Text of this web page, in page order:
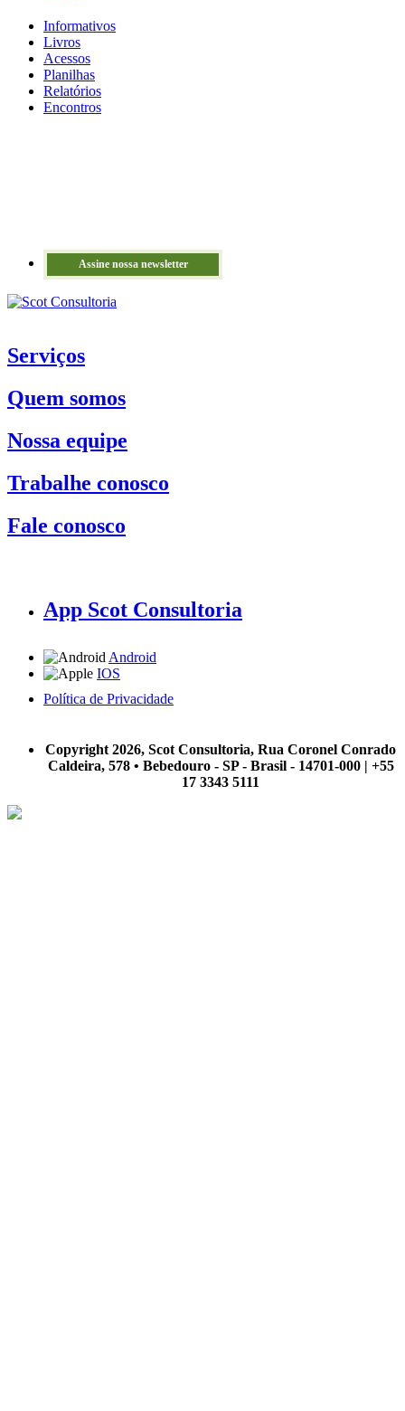
Informativos
Livros
Acessos
Planilhas
Relatórios
Encontros
Assine nossa newsletter
Serviços
Quem somos
Nossa equipe
Trabalhe conosco
Fale conosco
App Scot Consultoria
Android
IOS
Política de Privacidade
Copyright 2026, Scot Consultoria, Rua Coronel Conrado
Caldeira, 578 • Bebedouro - SP - Brasil - 14701-000 | +55
17 3343 5111